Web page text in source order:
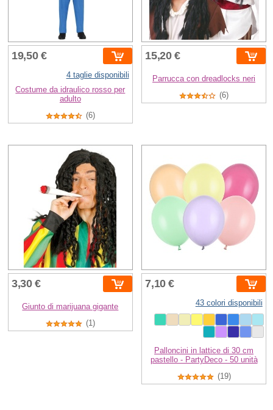
19,50 €
4 taglie disponibili
Costume da idraulico rosso per
adulto
(6)
15,20 €
Parrucca con dreadlocks neri
(6)
3,30 €
Giunto di marijuana gigante
(1)
7,10 €
43 colori disponibili
Palloncini in lattice di 30 cm
pastello - PartyDeco - 50 unità
(19)